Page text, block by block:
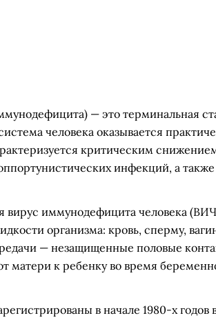
— это терминальная
человека оказывается
критическим
инфекций, а
вирус иммунодефицита человека
организма: кровь, сперму,
— незащищенные половые
матери к ребенку во время
в начале 1980-х